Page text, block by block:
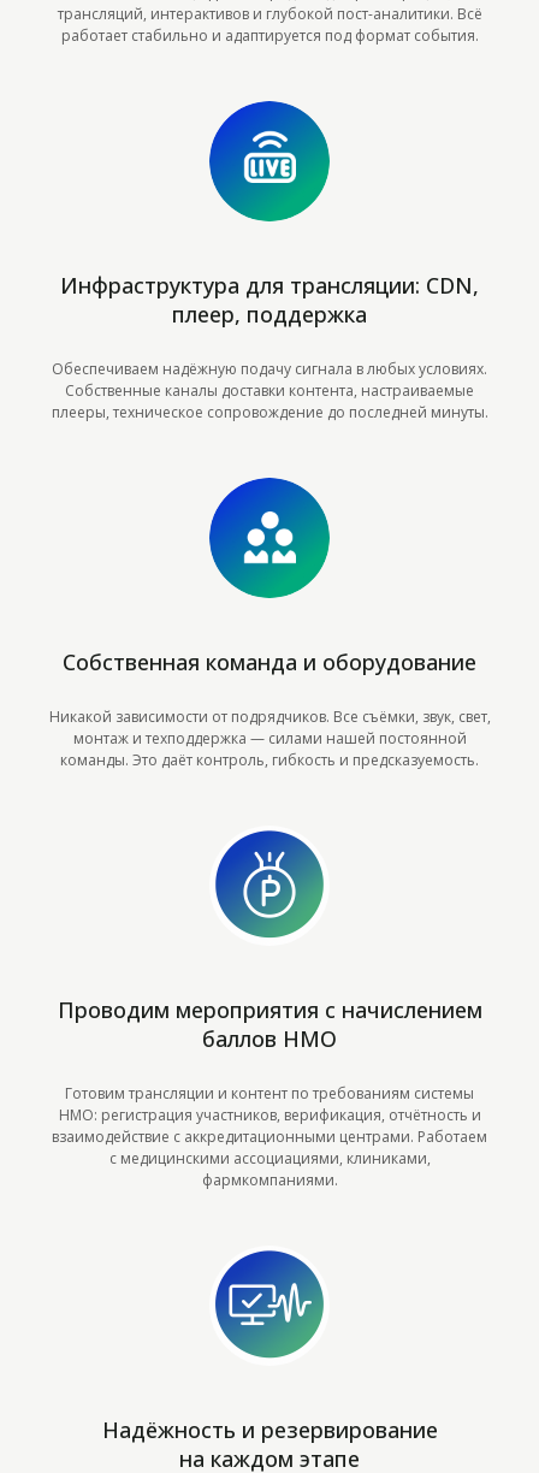
Финал годовой программы "Траектория лидера"
для ПАО Ростелеком
2:14
Международная конференция Инновационные
технологии в педиатрии и детской хирургии
трансляций, интерактивов и глубокой пост-аналитики. Всё
работает стабильно и адаптируется под формат события.
Инфраструктура для трансляции: CDN,
плеер, поддержка
Обеспечиваем надёжную подачу сигнала в любых условиях.
Собственные каналы доставки контента, настраиваемые
плееры, техническое сопровождение до последней минуты.
Собственная команда и оборудование
Никакой зависимости от подрядчиков. Все съёмки, звук, свет,
монтаж и техподдержка — силами нашей постоянной
команды. Это даёт контроль, гибкость и предсказуемость.
Проводим мероприятия с начислением
баллов НМО
Готовим трансляции и контент по требованиям системы
НМО: регистрация участников, верификация, отчётность и
взаимодействие с аккредитационными центрами. Работаем
с медицинскими ассоциациями, клиниками,
фармкомпаниями.
Надёжность и резервирование
на каждом этапе